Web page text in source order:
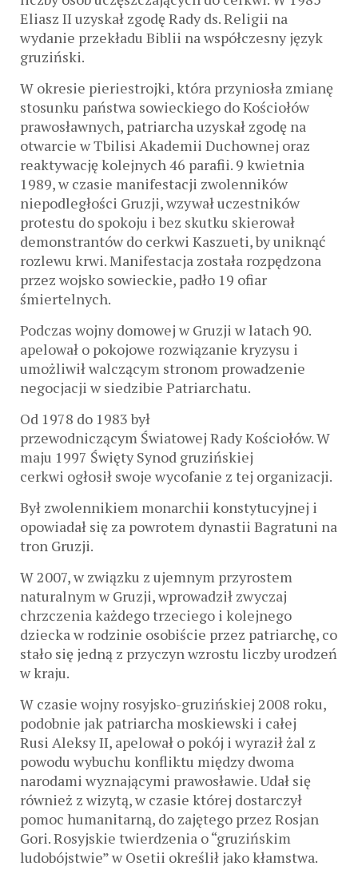
Eliasz II uzyskał zgodę Rady ds. Religii na
wydanie przekładu Biblii na współczesny język
gruziński.
W okresie pieriestrojki, która przyniosła zmianę
stosunku państwa sowieckiego do Kościołów
prawosławnych, patriarcha uzyskał zgodę na
otwarcie w Tbilisi Akademii Duchownej oraz
reaktywację kolejnych 46 parafii. 9 kwietnia
1989, w czasie manifestacji zwolenników
niepodległości Gruzji, wzywał uczestników
protestu do spokoju i bez skutku skierował
demonstrantów do cerkwi Kaszueti, by uniknąć
rozlewu krwi. Manifestacja została rozpędzona
przez wojsko sowieckie, padło 19 ofiar
śmiertelnych.
Podczas wojny domowej w Gruzji w latach 90.
apelował o pokojowe rozwiązanie kryzysu i
umożliwił walczącym stronom prowadzenie
negocjacji w siedzibie Patriarchatu.
Od 1978 do 1983 był
przewodniczącym Światowej Rady Kościołów. W
maju 1997 Święty Synod gruzińskiej
cerkwi ogłosił swoje wycofanie z tej organizacji.
Był zwolennikiem monarchii konstytucyjnej i
opowiadał się za powrotem dynastii Bagratuni na
tron Gruzji.
W 2007, w związku z ujemnym przyrostem
naturalnym w Gruzji, wprowadził zwyczaj
chrzczenia każdego trzeciego i kolejnego
dziecka w rodzinie osobiście przez patriarchę, co
stało się jedną z przyczyn wzrostu liczby urodzeń
w kraju.
W czasie wojny rosyjsko-gruzińskiej 2008 roku,
podobnie jak patriarcha moskiewski i całej
Rusi Aleksy II, apelował o pokój i wyraził żal z
powodu wybuchu konfliktu między dwoma
narodami wyznającymi prawosławie. Udał się
również z wizytą, w czasie której dostarczył
pomoc humanitarną, do zajętego przez Rosjan
Gori. Rosyjskie twierdzenia o “gruzińskim
ludobójstwie” w Osetii określił jako kłamstwa.